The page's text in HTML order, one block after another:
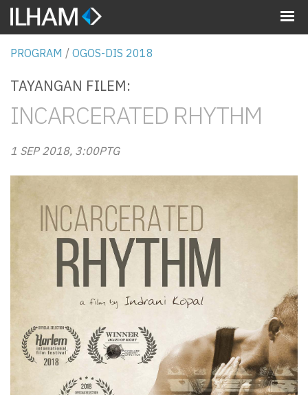
PROGRAM / OGOS-DIS 2018
TAYANGAN FILEM:
INCARCERATED RHYTHM
1 SEP 2018, 3:00PTG